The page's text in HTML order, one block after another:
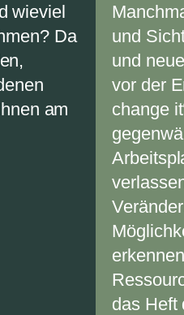
wieviel
Da
am
und
und
vor der
change
das Heft